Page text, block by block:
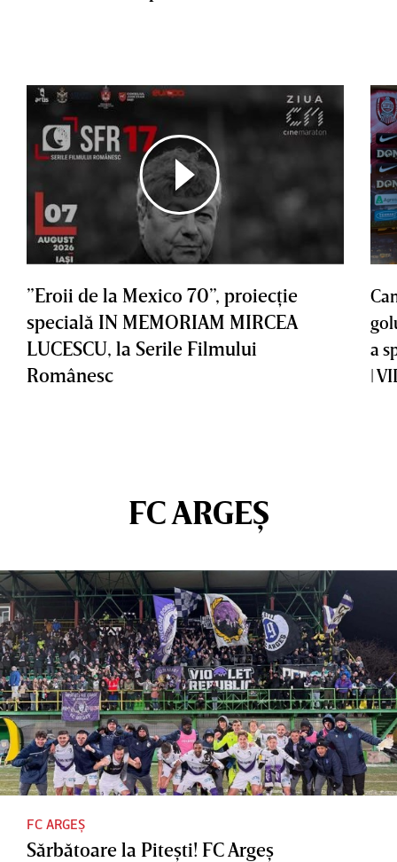
”Eroii de la Mexico 70”, proiecţie
specială IN MEMORIAM MIRCEA
LUCESCU, la Serile Filmului
Românesc
a
|
FC ARGEȘ
FC ARGEȘ
Sărbătoare la Piteşti! FC Argeş